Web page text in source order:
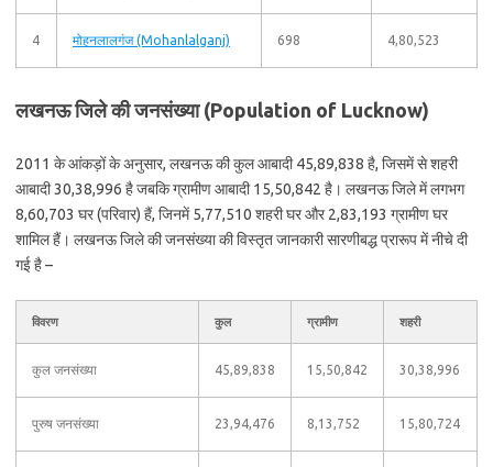
4 मोहनलालगंज (Mohanlalganj) 698 4,80,523
लखनऊ जिले की जनसंख्या (Population of Lucknow)
2011 के आंकड़ों के अनुसार, लखनऊ की कुल आबादी 45,89,838 है, जिसमें से शहरी
आबादी 30,38,996 है जबकि ग्रामीण आबादी 15,50,842 है। लखनऊ जिले में लगभग
8,60,703 घर (परिवार) हैं, जिनमें 5,77,510 शहरी घर और 2,83,193 ग्रामीण घर
शामिल हैं। लखनऊ जिले की जनसंख्या की विस्तृत जानकारी सारणीबद्ध प्रारूप में नीचे दी
गई है –
विवरण कुल ग्रामीण शहरी
कुल जनसंख्या 45,89,838 15,50,842 30,38,996
पुरुष जनसंख्या 23,94,476 8,13,752 15,80,724